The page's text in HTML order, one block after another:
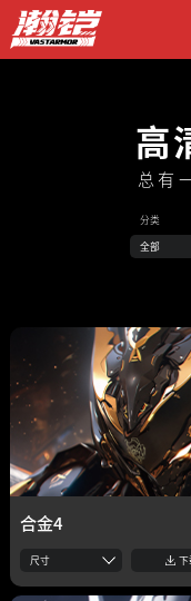
高
总有
分类
全部
合金4
尺寸 下